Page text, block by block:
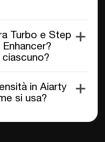
Turbo e Step
in Aiarty
si usa?